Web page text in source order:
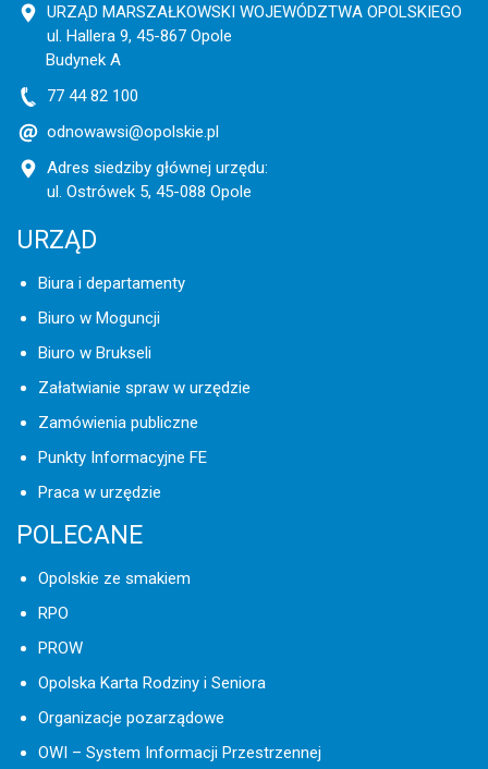
URZĄD MARSZAŁKOWSKI WOJEWÓDZTWA OPOLSKIEGO
ul. Hallera 9, 45-867 Opole
Budynek A
77 44 82 100
odnowawsi@opolskie.pl
Adres siedziby głównej urzędu:
ul. Ostrówek 5, 45-088 Opole
URZĄD
Biura i departamenty
Biuro w Moguncji
Biuro w Brukseli
Załatwianie spraw w urzędzie
Zamówienia publiczne
Punkty Informacyjne FE
Praca w urzędzie
POLECANE
Opolskie ze smakiem
RPO
PROW
Opolska Karta Rodziny i Seniora
Organizacje pozarządowe
OWI – System Informacji Przestrzennej